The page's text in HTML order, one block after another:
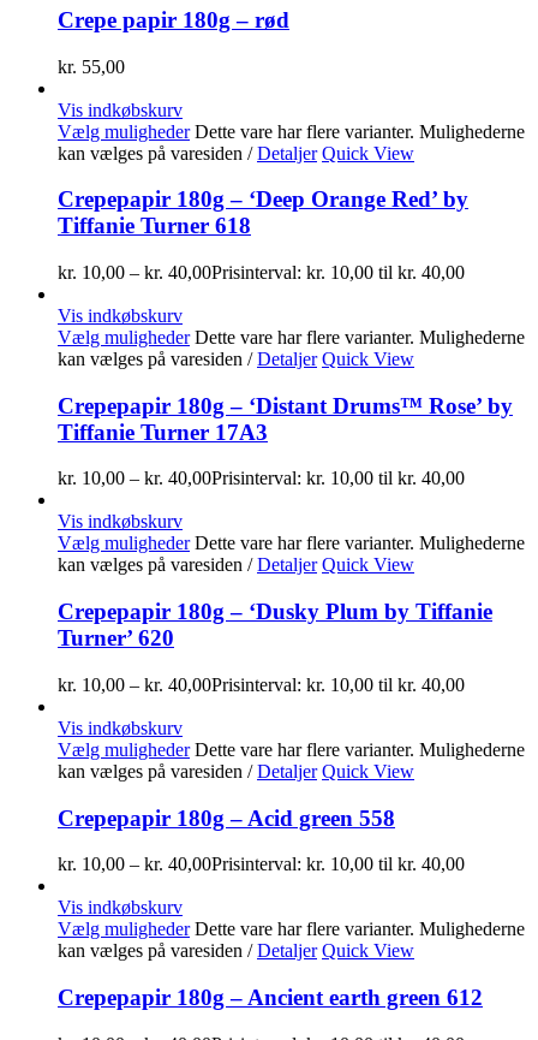
Crepe papir 180g – rød
kr. 55,00
Vis indkøbskurv
Vælg muligheder Dette vare har flere varianter. Mulighederne
kan vælges på varesiden / Detaljer Quick View
Crepepapir 180g – ‘Deep Orange Red’ by
Tiffanie Turner 618
kr. 10,00 – kr. 40,00Prisinterval: kr. 10,00 til kr. 40,00
Vis indkøbskurv
Vælg muligheder Dette vare har flere varianter. Mulighederne
kan vælges på varesiden / Detaljer Quick View
Crepepapir 180g – ‘Distant Drums™ Rose’ by
Tiffanie Turner 17A3
kr. 10,00 – kr. 40,00Prisinterval: kr. 10,00 til kr. 40,00
Vis indkøbskurv
Vælg muligheder Dette vare har flere varianter. Mulighederne
kan vælges på varesiden / Detaljer Quick View
Crepepapir 180g – ‘Dusky Plum by Tiffanie
Turner’ 620
kr. 10,00 – kr. 40,00Prisinterval: kr. 10,00 til kr. 40,00
Vis indkøbskurv
Vælg muligheder Dette vare har flere varianter. Mulighederne
kan vælges på varesiden / Detaljer Quick View
Crepepapir 180g – Acid green 558
kr. 10,00 – kr. 40,00Prisinterval: kr. 10,00 til kr. 40,00
Vis indkøbskurv
Vælg muligheder Dette vare har flere varianter. Mulighederne
kan vælges på varesiden / Detaljer Quick View
Crepepapir 180g – Ancient earth green 612